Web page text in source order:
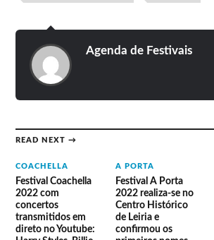
Agenda de Festivais
READ NEXT →
COACHELLA
Festival Coachella
2022 com
concertos
transmitidos em
direto no Youtube:
A PORTA
Festival A Porta
2022 realiza-se no
Centro Histórico
de Leiria e
confirmou os